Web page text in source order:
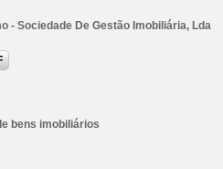
- Sociedade De Gestão Imobiliária, Lda
bens imobiliários